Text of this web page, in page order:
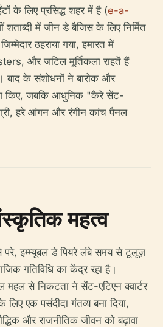
के लिए प्रसिद्ध शहर में है (e-a-
में जीन डे बैजिस के लिए निर्मित
ठहराया गया, इमारत में
और जटिल मूर्तिकला राहतें हैं
बाद के संशोधनों ने बारोक और
किए, जबकि आधुनिक "कैरे सेंट-
हरे आंगन और रंगीन कांच पैनल
महत्व
परे, इम्म्यूबल डे पियरे लंबे समय से टूलूज़
गतिविधि का केंद्र रहा है।
महल से निकटता ने सेंट-एटिएन क्वार्टर
एक पसंदीदा गंतव्य बना दिया,
और राजनीतिक जीवन को बढ़ावा